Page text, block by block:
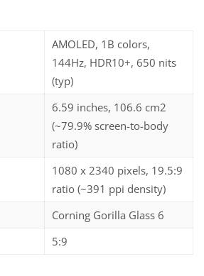
AMOLED, 1B colors,
144Hz, HDR10+, 650 nits
(typ)
6.59 inches, 106.6 cm2
(~79.9% screen-to-body
ratio)
1080 x 2340 pixels, 19.5:9
ratio (~391 ppi density)
Corning Gorilla Glass 6
5:9